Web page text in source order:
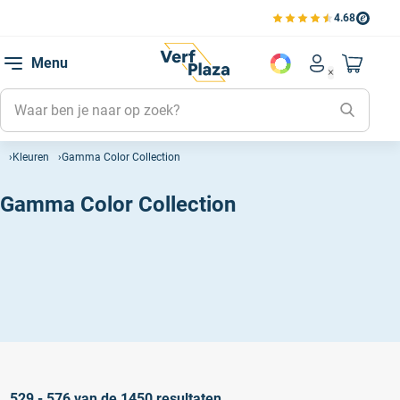
4.68
Bekijk de verfplaza
Menu
Account
Mijn
Mijn
Mijn
Naar
Kleuren Gamma Color Collection
Gamma Color Collection